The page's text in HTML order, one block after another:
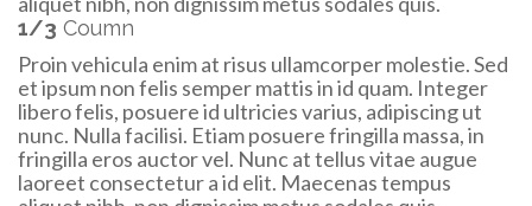
1/3 Coumn
Proin vehicula enim at risus ullamcorper molestie. Sed
et ipsum non felis semper mattis in id quam. Integer
libero felis, posuere id ultricies varius, adipiscing ut
nunc. Nulla facilisi. Etiam posuere fringilla massa, in
fringilla eros auctor vel. Nunc at tellus vitae augue
laoreet consectetur a id elit. Maecenas tempus